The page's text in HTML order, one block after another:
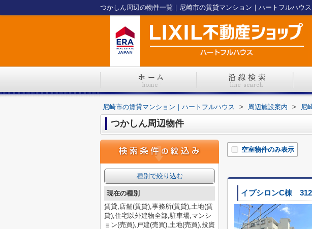
つかしん周辺の物件一覧｜尼崎市の賃貸マンション｜ハートフルハウス
尼崎市の賃貸マンション｜ハートフルハウス > 周辺施設案内 > 尼
つかしん周辺物件
空室物件のみ表示
イプシロンC棟 312
種別で絞り込む
現在の種別
賃貸,店舗(賃貸),事務所(賃貸),土地(賃
貸),住宅以外建物全部,駐車場,マンシ
ョン(売買),戸建(売買),土地(売買),投資